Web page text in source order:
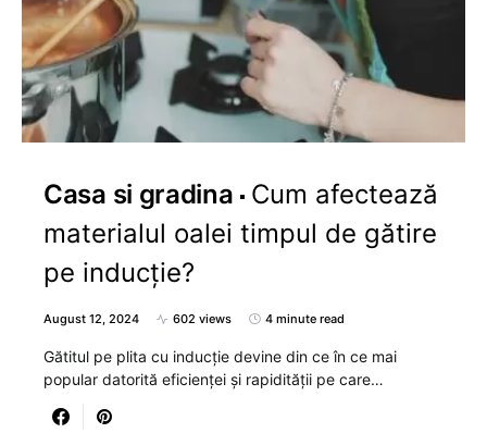
Casa si gradina
Cum afectează
materialul oalei timpul de gătire
pe inducție?
August 12, 2024 602 views 4 minute read
Gătitul pe plita cu inducție devine din ce în ce mai
popular datorită eficienței și rapidității pe care…